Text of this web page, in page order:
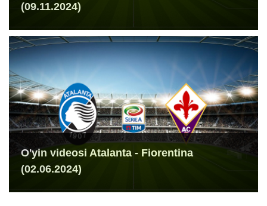
(09.11.2024)
O'yin videosi Atalanta - Fiorentina
(02.06.2024)